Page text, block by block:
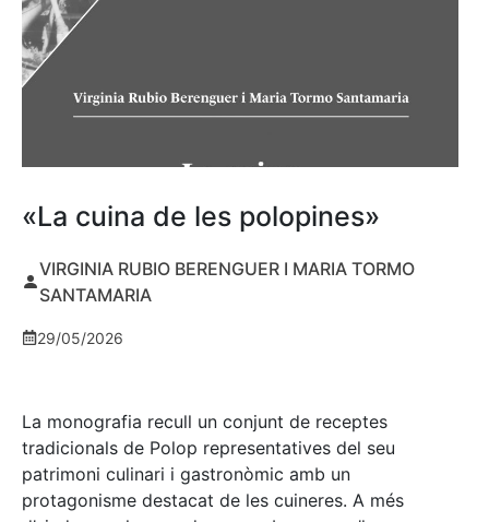
«La cuina de les polopines»
VIRGINIA RUBIO BERENGUER I MARIA TORMO
SANTAMARIA
29/05/2026
La monografia recull un conjunt de receptes
tradicionals de Polop representatives del seu
patrimoni culinari i gastronòmic amb un
protagonisme destacat de les cuineres. A més